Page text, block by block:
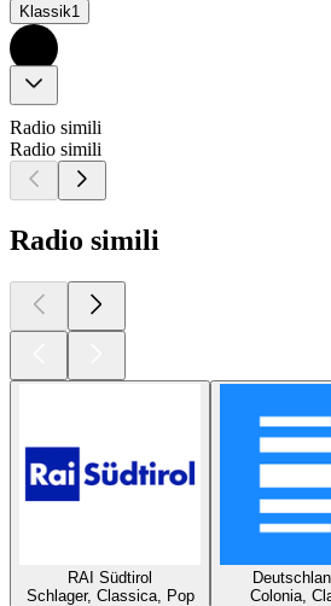
Klassik1
Radio simili
Radio simili
Radio simili
RAI Südtirol
Schlager, Classica, Pop
Colonia,